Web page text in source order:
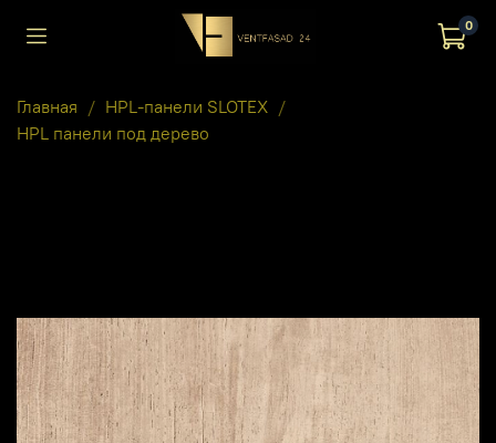
0
Главная
HPL-панели SLOTEX
HPL панели под дерево